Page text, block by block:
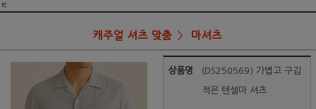
ㅌ
캐주얼 셔츠 맞춤 마셔츠
상품명 (DS250569) 가볍고 구김
적은 텐셀마 셔츠